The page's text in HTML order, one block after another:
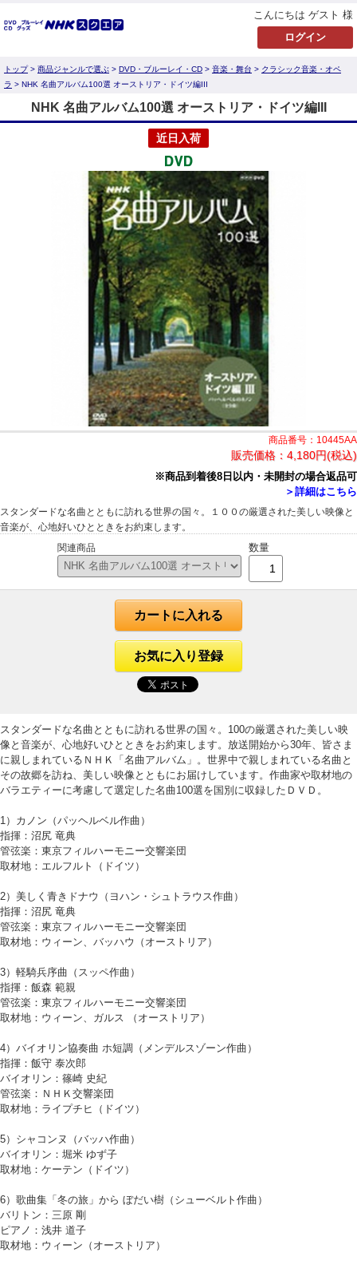
こんにちは ゲスト 様
トップ> 商品ジャンルで選ぶ > DVD・ブルーレイ・CD > 音楽・舞台 > クラシック音楽・オペ
ラ > NHK 名曲アルバム100選 オーストリア・ドイツ編III
NHK 名曲アルバム100選 オーストリア・ドイツ編III
近日入荷
商品番号：10445AA
販売価格： 4,180円(税込)
※商品到着後8日以内・未開封の場合返品可
＞詳細はこちら
スタンダードな名曲とともに訪れる世界の国々。１００の厳選された美しい映像と
音楽が、心地好いひとときをお約束します。
関連商品
数量
カートに入れる
お気に入り登録
スタンダードな名曲とともに訪れる世界の国々。100の厳選された美しい映
像と音楽が、心地好いひとときをお約束します。放送開始から30年、皆さま
に親しまれているＮＨＫ「名曲アルバム」。世界中で親しまれている名曲と
その故郷を訪ね、美しい映像とともにお届けしています。作曲家や取材地の
バラエティーに考慮して選定した名曲100選を国別に収録したＤＶＤ。
1）カノン（パッヘルベル作曲）
指揮：沼尻 竜典
管弦楽：東京フィルハーモニー交響楽団
取材地：エルフルト（ドイツ）
2）美しく青きドナウ（ヨハン・シュトラウス作曲）
指揮：沼尻 竜典
管弦楽：東京フィルハーモニー交響楽団
取材地：ウィーン、バッハウ（オーストリア）
3）軽騎兵序曲（スッペ作曲）
指揮：飯森 範親
管弦楽：東京フィルハーモニー交響楽団
取材地：ウィーン、ガルス （オーストリア）
4）バイオリン協奏曲 ホ短調（メンデルスゾーン作曲）
指揮：飯守 泰次郎
バイオリン：篠崎 史紀
管弦楽：ＮＨＫ交響楽団
取材地：ライプチヒ（ドイツ）
5）シャコンヌ（バッハ作曲）
バイオリン：堀米 ゆず子
取材地：ケーテン（ドイツ）
6）歌曲集「冬の旅」から ぼだい樹（シューベルト作曲）
バリトン：三原 剛
ピアノ：浅井 道子
取材地：ウィーン（オーストリア）